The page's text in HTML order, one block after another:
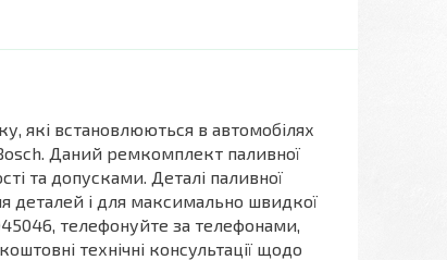
які встановлюються в автомобілях
Даний ремкомплект паливної
та допусками. Деталі паливної
деталей і для максимально швидкої
телефонуйте за телефонами,
технічні консультації щодо